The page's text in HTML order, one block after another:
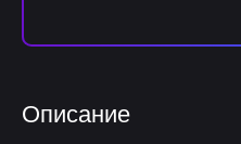
Описание